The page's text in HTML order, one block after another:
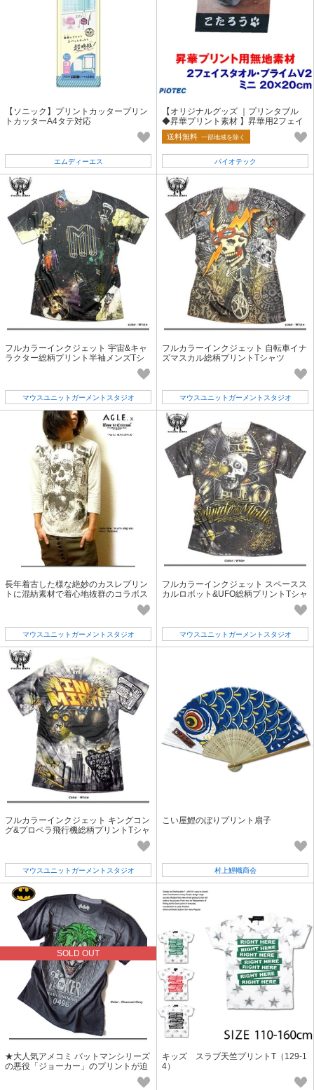
【ソニック】プリントカッタープリン
トカッターA4タテ対応
エムディーエス
【オリジナルグッズ ｜プリンタブル
◆昇華プリント素材 】昇華用2フェイ
スタオル・プライム V2 ミニ
送料無料 一部地域を除く
パイオテック
フルカラーインクジェット 宇宙&キャ
ラクター総柄プリント半袖メンズTシ
マウスユニットガーメントスタジオ
フルカラーインクジェット 自転車イナ
ズマスカル総柄プリントTシャツ
マウスユニットガーメントスタジオ
長年着古した様な絶妙のカスレプリン
トに混紡素材で着心地抜群のコラボス
マウスユニットガーメントスタジオ
フルカラーインクジェット スペースス
カルロボット&UFO総柄プリントTシャ
マウスユニットガーメントスタジオ
フルカラーインクジェット キングコン
グ&プロペラ飛行機総柄プリントTシャ
マウスユニットガーメントスタジオ
こい屋鯉のぼりプリント扇子
村上鯉幟商会
SOLD OUT
★大人気アメコミ バットマンシリーズ
の悪役「ジョーカー」のプリントが迫
キッズ スラブ天竺プリントT（129-1
4）